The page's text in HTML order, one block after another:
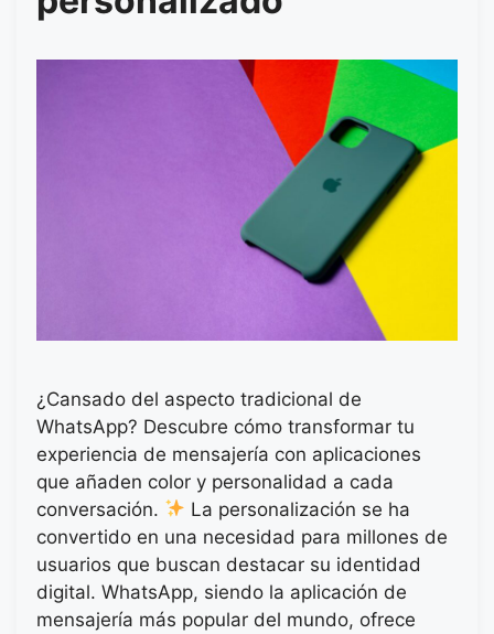
¿Cansado del aspecto tradicional de
WhatsApp? Descubre cómo transformar tu
experiencia de mensajería con aplicaciones
que añaden color y personalidad a cada
conversación.
La personalización se ha
convertido en una necesidad para millones de
usuarios que buscan destacar su identidad
digital. WhatsApp, siendo la aplicación de
mensajería más popular del mundo, ofrece